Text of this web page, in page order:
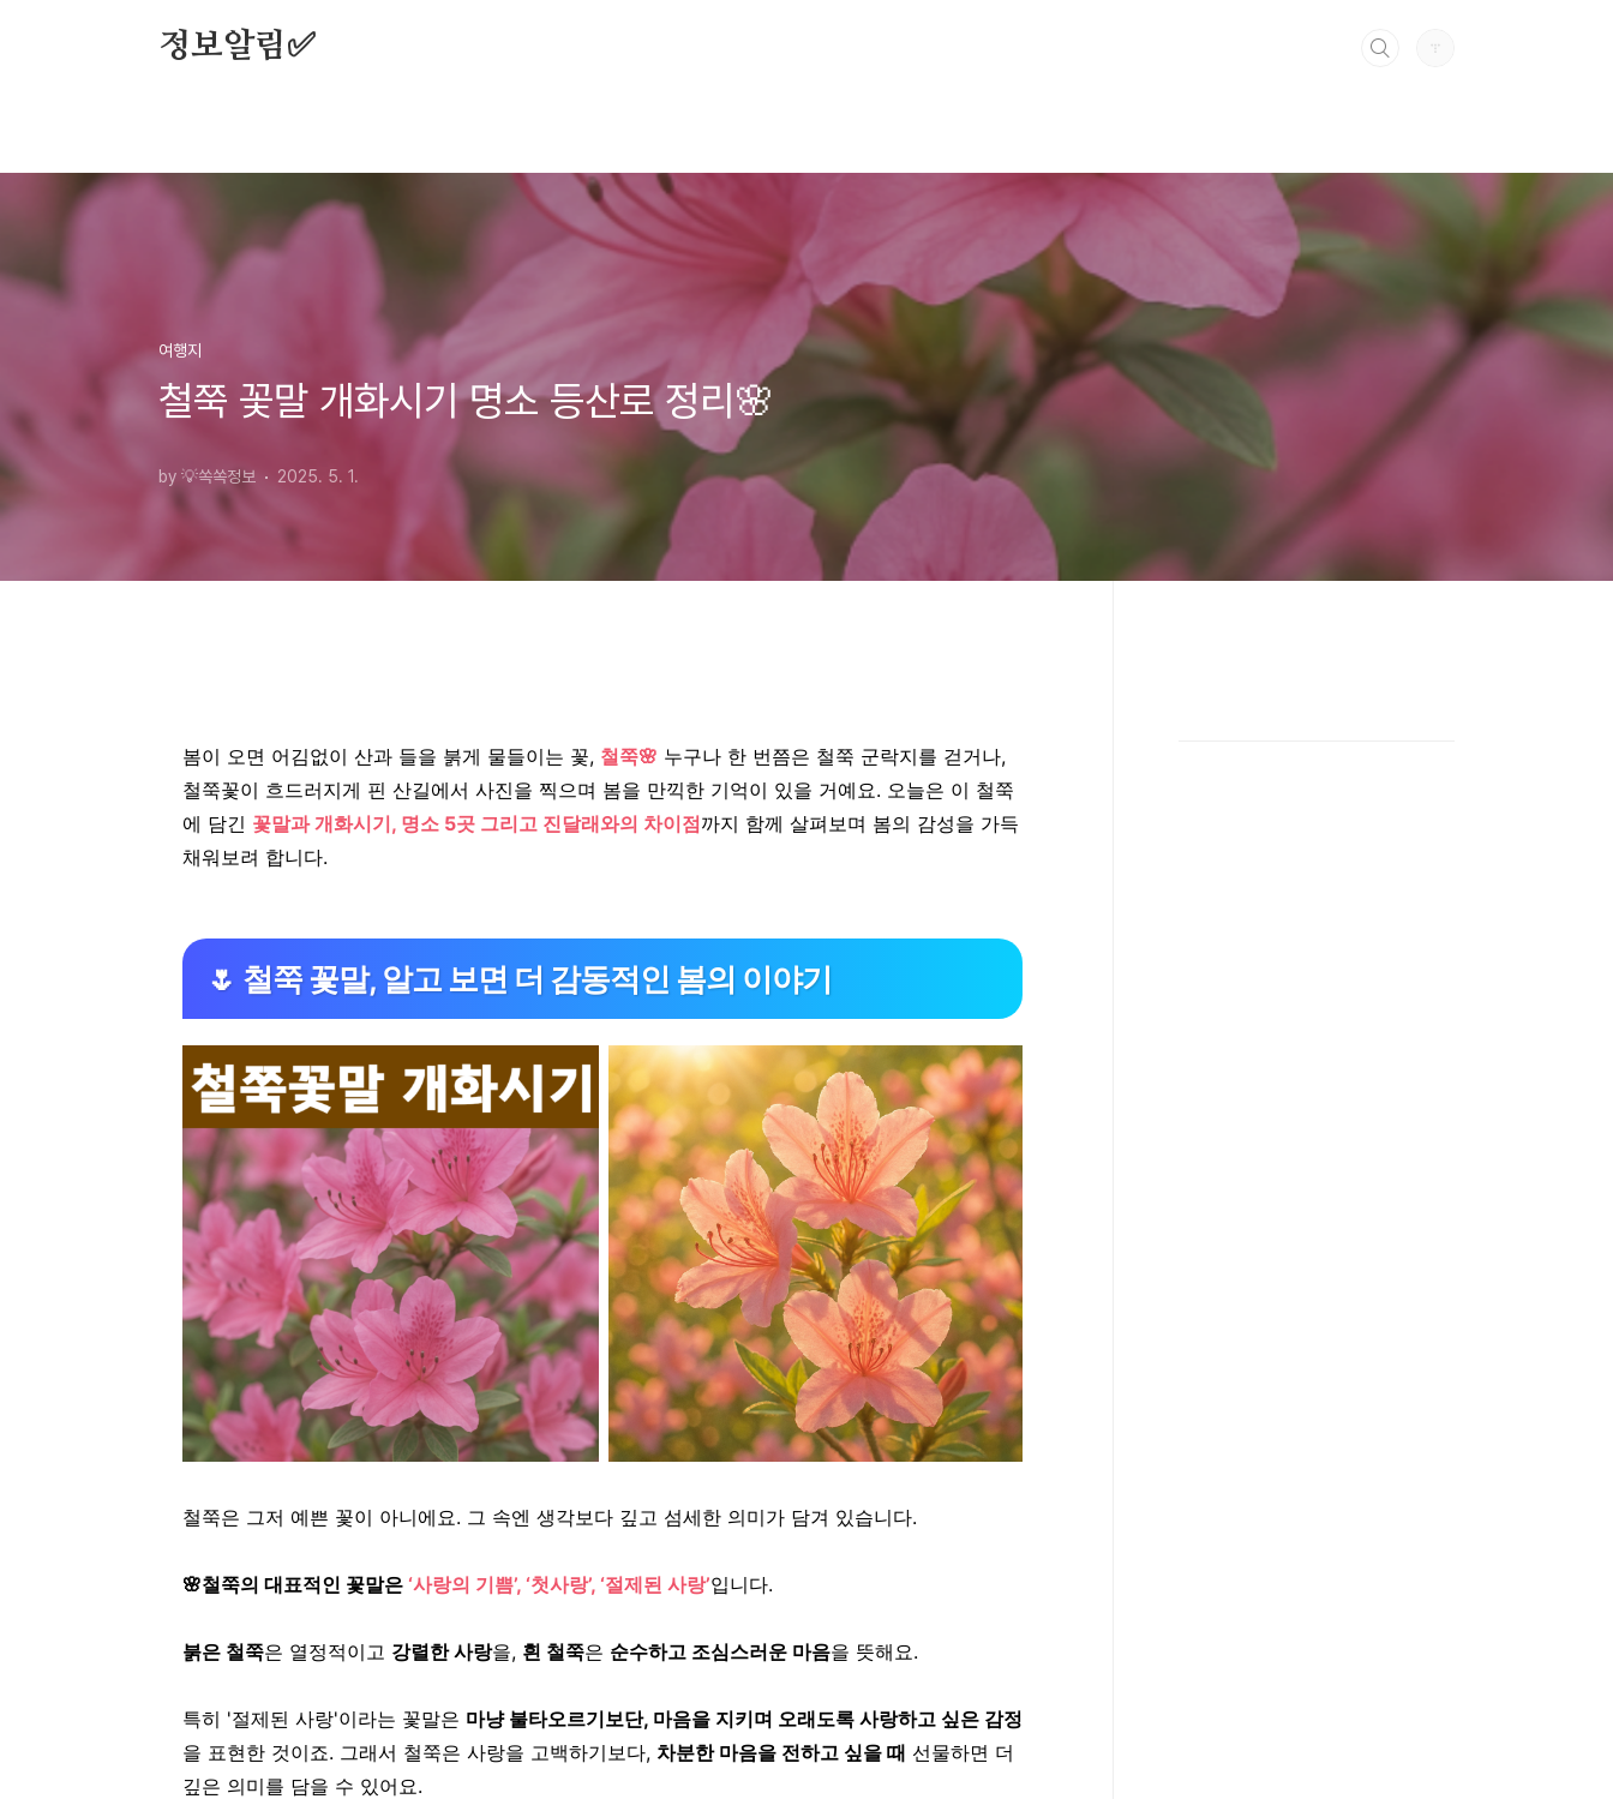
정보알림✅
여행지
철쭉 꽃말 개화시기 명소 등산로 정리🌸
by 💡쏙쏙정보 2025. 5. 1.
봄이 오면 어김없이 산과 들을 붉게 물들이는 꽃, 철쭉🌸 누구나 한 번쯤은 철쭉 군락지를 걷거나,
철쭉꽃이 흐드러지게 핀 산길에서 사진을 찍으며 봄을 만끽한 기억이 있을 거예요. 오늘은 이 철쭉
에 담긴 꽃말과 개화시기, 명소 5곳 그리고 진달래와의 차이점까지 함께 살펴보며 봄의 감성을 가득
채워보려 합니다.
🌷 철쭉 꽃말, 알고 보면 더 감동적인 봄의 이야기
철쭉은 그저 예쁜 꽃이 아니에요. 그 속엔 생각보다 깊고 섬세한 의미가 담겨 있습니다.
🌸철쭉의 대표적인 꽃말은 ‘사랑의 기쁨’, ‘첫사랑’, ‘절제된 사랑’입니다.
붉은 철쭉은 열정적이고 강렬한 사랑을, 흰 철쭉은 순수하고 조심스러운 마음을 뜻해요.
특히 '절제된 사랑'이라는 꽃말은 마냥 불타오르기보단, 마음을 지키며 오래도록 사랑하고 싶은 감정
을 표현한 것이죠. 그래서 철쭉은 사랑을 고백하기보다, 차분한 마음을 전하고 싶을 때 선물하면 더
깊은 의미를 담을 수 있어요.